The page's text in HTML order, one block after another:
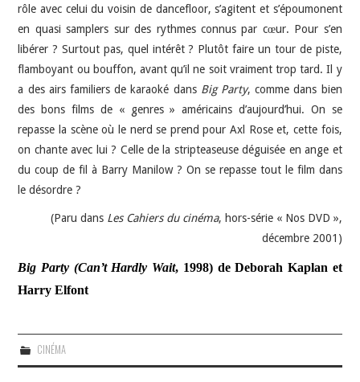
rôle avec celui du voisin de dancefloor, s’agitent et s’époumonent
en quasi samplers sur des rythmes connus par cœur. Pour s’en
libérer ? Surtout pas, quel intérêt ? Plutôt faire un tour de piste,
flamboyant ou bouffon, avant qu’il ne soit vraiment trop tard. Il y
a des airs familiers de karaoké dans Big Party, comme dans bien
des bons films de « genres » américains d’aujourd’hui. On se
repasse la scène où le nerd se prend pour Axl Rose et, cette fois,
on chante avec lui ? Celle de la stripteaseuse déguisée en ange et
du coup de fil à Barry Manilow ? On se repasse tout le film dans
le désordre ?
(Paru dans Les Cahiers du cinéma, hors-série « Nos DVD »,
décembre 2001)
Big Party (Can’t Hardly Wait, 1998) de Deborah Kaplan et
Harry Elfont
CINÉMA